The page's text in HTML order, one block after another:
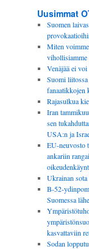
Uusimmat
Suomen
Miten
vihollisiamme
Venäjää ei
Suomi
fanaatikkojen
Rajasulkua
Iran
sen
USA:n ja
EU-neuvosto
ankariin
Ukrainan sota
B-52-
Suomessa
kasvattaviin
Sodan